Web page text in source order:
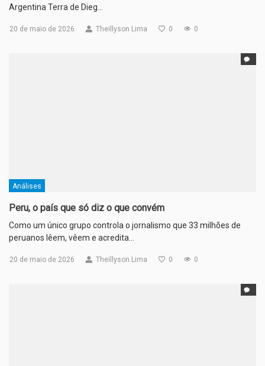
Argentina Terra de Dieg…
20 de maio de 2026 Theillyson Lima 0 0
Análises
Peru, o país que só diz o que convém
Como um único grupo controla o jornalismo que 33 milhões de
peruanos lêem, vêem e acredita…
20 de maio de 2026 Theillyson Lima 0 0